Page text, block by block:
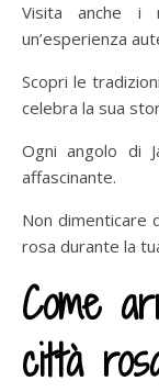
Visita anche i
un’esperienza
Scopri le
celebra la sua
Ogni angolo di
affascinante.
Non dimenticare
rosa durante la
Come
città